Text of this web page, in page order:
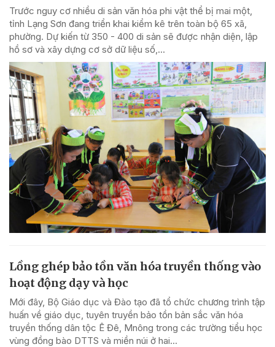
Trước nguy cơ nhiều di sản văn hóa phi vật thể bị mai một,
tỉnh Lạng Sơn đang triển khai kiểm kê trên toàn bộ 65 xã,
phường. Dự kiến từ 350 - 400 di sản sẽ được nhận diện, lập
hồ sơ và xây dựng cơ sở dữ liệu số,...
Lồng ghép bảo tồn văn hóa truyền thống vào
hoạt động dạy và học
Mới đây, Bộ Giáo dục và Đào tạo đã tổ chức chương trình tập
huấn về giáo dục, tuyên truyền bảo tồn bản sắc văn hóa
truyền thống dân tộc Ê Đê, Mnông trong các trường tiểu học
vùng đồng bào DTTS và miền núi ở hai...